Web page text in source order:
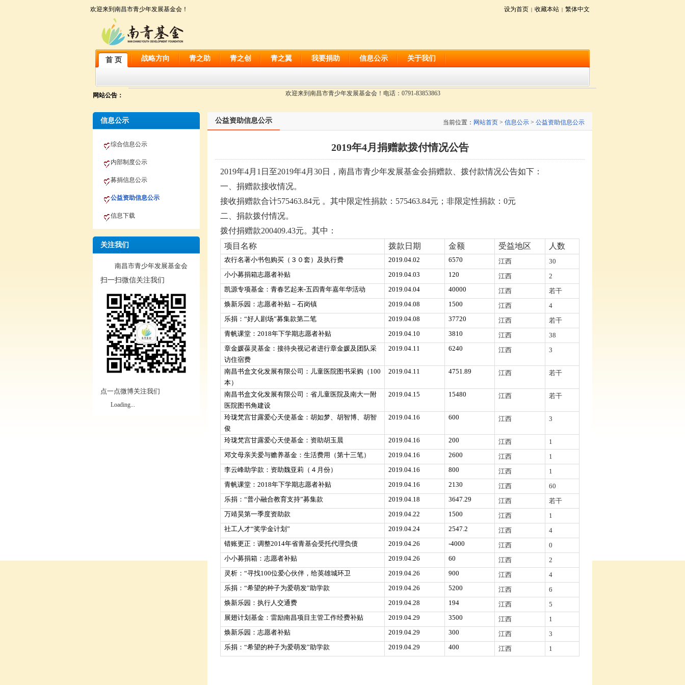
欢迎来到南昌市青少年发展基金会！ 设为首页 | 收藏本站 | 繁体中文
首 页 战略方向 青之助 青之创 青之翼 我要捐助 信息公示 关于我们
网站公告： 欢迎来到南昌市青少年发展基金会！电话：0791-83853863
信息公示
综合信息公示
内部制度公示
募捐信息公示
公益资助信息公示
信息下载
关注我们
南昌市青少年发展基金会
扫一扫微信关注我们
点一点微博关注我们
Loading...
当前位置： 网站首页 > 信息公示 > 公益资助信息公示
公益资助信息公示
2019年4月捐赠款拨付情况公告
2019年4月 1日至2019年4月 30日，南昌市青少年发展基金会捐赠款、拨付款情况公告如下：
一、捐赠款接收情况。
接收捐赠款合计575463.84元 。其中限定性捐款： 575463.84元；非限定性捐款： 0元
二、捐款拨付情况。
拨付捐赠款200409.43元。其中：
项目名称
拨款日期 金额 受益地区 人数
农行名著小书包购买（３０套）及执行费 2019.04.02 6570 江西
30
小小募捐箱志愿者补贴
2019.04.03 120 江西
2
凯源专项基金：青春艺起来-五四青年嘉年华活动
2019.04.04 40000 江西
若干
焕新乐园：志愿者补贴－石岗镇
2019.04.08 1500 江西
4
乐捐：“好人剧场”募集款第二笔
2019.04.08 37720 江西
若干
青帆课堂：2018年下学期志愿者补贴
2019.04.10 3810 江西
38
章金媛葆灵基金：接待央视记者进行章金媛及团队采
访住宿费
2019.04.11 6240 江西 3
南昌书盒文化发展有限公司：儿童医院图书采购（100
本）
2019.04.11 4751.89 江西 若干
南昌书盒文化发展有限公司：省儿童医院及南大一附
医院图书角建设
2019.04.15 15480 江西 若干
玲珑梵宫甘露爱心天使基金：胡如梦、胡智博、胡智
俊
2019.04.16 600 江西 3
玲珑梵宫甘露爱心天使基金：资助胡玉晨 2019.04.16 200 江西
1
邓文母亲关爱与赡养基金：生活费用（第十三笔）
2019.04.16 2600 江西
1
李云峰助学款：资助魏亚莉（４月份）
2019.04.16 800 江西
1
青帆课堂：2018年下学期志愿者补贴
2019.04.16 2130 江西
60
乐捐：“普小融合教育支持”募集款
2019.04.18 3647.29 江西
若干
万靖昊第一季度资助款
2019.04.22 1500 江西
1
社工人才“奖学金计划”
2019.04.24 2547.2 江西
4
错账更正：调整2014年省青基会受托代理负债
2019.04.26 -4000 江西
0
小小募捐箱：志愿者补贴
2019.04.26 60 江西
2
灵析：“寻找100位爱心伙伴，给英雄城环卫
2019.04.26 900 江西
4
乐捐：“希望的种子为爱萌发”助学款
2019.04.26 5200 江西
6
焕新乐园：执行人交通费
2019.04.28 194 江西
5
展翅计划基金：雷励南昌项目主管工作经费补贴
2019.04.29 3500 江西
1
焕新乐园：志愿者补贴
2019.04.29 300 江西
3
乐捐：“希望的种子为爱萌发”助学款
2019.04.29 400 江西 1